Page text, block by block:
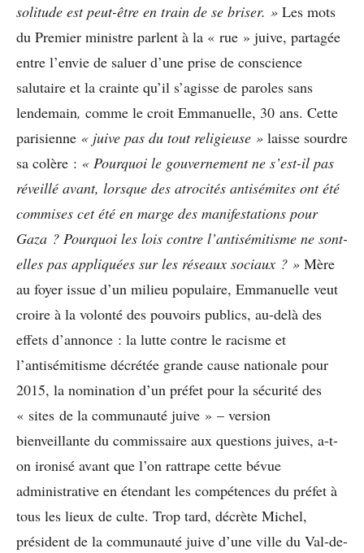
solitude est peut-être en train de se briser. » Les mots
du Premier ministre parlent à la « rue » juive, partagée
entre l’envie de saluer d’une prise de conscience
salutaire et la crainte qu’il s’agisse de paroles sans
lendemain, comme le croit Emmanuelle, 30 ans. Cette
parisienne « juive pas du tout religieuse » laisse sourdre
sa colère : « Pourquoi le gouvernement ne s’est-il pas
réveillé avant, lorsque des atrocités antisémites ont été
commises cet été en marge des manifestations pour
Gaza ? Pourquoi les lois contre l’antisémitisme ne sont-
elles pas appliquées sur les réseaux sociaux ? » Mère
au foyer issue d’un milieu populaire, Emmanuelle veut
croire à la volonté des pouvoirs publics, au-delà des
effets d’annonce : la lutte contre le racisme et
l’antisémitisme décrétée grande cause nationale pour
2015, la nomination d’un préfet pour la sécurité des
« sites de la communauté juive » – version
bienveillante du commissaire aux questions juives, a-t-
on ironisé avant que l’on rattrape cette bévue
administrative en étendant les compétences du préfet à
tous les lieux de culte. Trop tard, décrète Michel,
président de la communauté juive d’une ville du Val-de-